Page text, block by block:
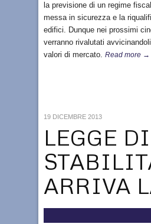
la previsione di un regime
messa in sicurezza e la
edifici. Dunque nei prossimi
verranno rivalutati
valori di mercato. Read more →
LEGGE DI
ARRIVA
19 DICEMBRE 2013